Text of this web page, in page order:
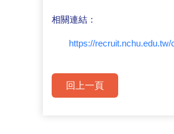
相關連結：
https://
回上一頁